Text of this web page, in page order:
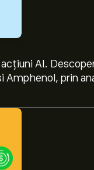
AI.
prin
199.80‎$‎.